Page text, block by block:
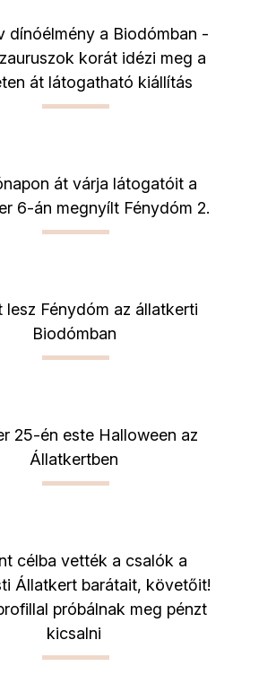
dínóélmény a Biodómban -
korát idézi meg a
át látogatható kiállítás
át várja látogatóit a
6-án megnyílt Fénydóm 2.
lesz Fénydóm az állatkerti
Biodómban
25-én este Halloween az
Állatkertben
célba vették a csalók a
Állatkert barátait, követőit!
próbálnak meg pénzt
kicsalni